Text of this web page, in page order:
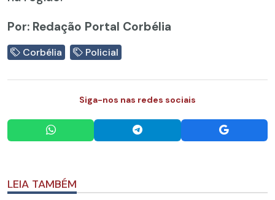
Por: Redação Portal Corbélia
Corbélia Policial
Siga-nos nas redes sociais
LEIA TAMBÉM